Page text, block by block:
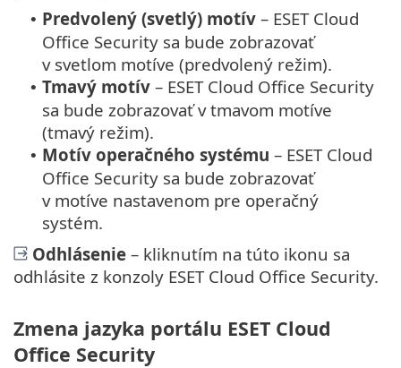
• Predvolený (svetlý) motív – ESET Cloud
Office Security sa bude zobrazovať
v svetlom motíve (predvolený režim).
• Tmavý motív – ESET Cloud Office Security
sa bude zobrazovať v tmavom motíve
(tmavý režim).
• Motív operačného systému – ESET Cloud
Office Security sa bude zobrazovať
v motíve nastavenom pre operačný
systém.
Odhlásenie – kliknutím na túto ikonu sa
odhlásite z konzoly ESET Cloud Office Security.
Zmena jazyka portálu ESET Cloud
Office Security